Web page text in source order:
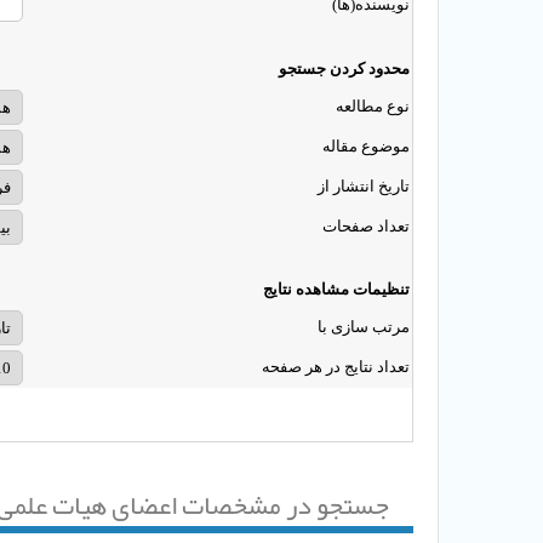
نویسنده(ها)
محدود کردن جستجو
نوع مطالعه
موضوع مقاله
تاریخ انتشار از
تعداد صفحات
تنظیمات مشاهده نتایج
مرتب سازی با
تعداد نتایج در هر صفحه
جستجو در مشخصات اعضای هیات